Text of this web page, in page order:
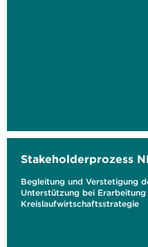
Stakeholderprozess
Begleitung und Verstetigung
Unterstützung bei
Kreislaufwirtschaftsstrategie